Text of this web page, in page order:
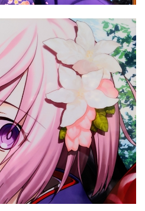
装」の展示ではこれが一番好